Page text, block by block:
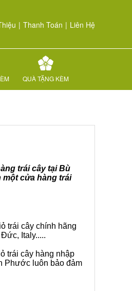
| Thanh Toán | Liên Hệ
QUÀ TẶNG KÈM
trái cây tại Bù
một cửa hàng trái
trái cây chính hãng
Italy.....
trái cây hàng nhập
Phước luôn bảo đảm